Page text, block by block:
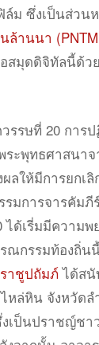
ล์ม ซึ่งเป็นส่วน
ล้านนา
สมุดดิจิทัลนี้ด้วย
รรษที่ 20 การ
ระพุทธศาสนาจ
ลให้มีการยกเ
มการจารคัมภี
ได้เรี่มมีความพ
ณกรรมท้องถิ่น
าชูปถัมภ์ได้สนั
หล่หิน จังหวัดล
เป็นปราชญ์ชา